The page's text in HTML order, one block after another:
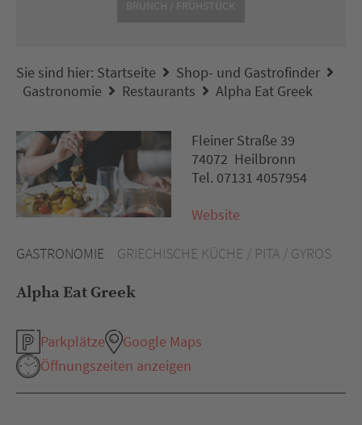
BRUNCH / FRÜHSTÜCK
Sie sind hier: Startseite
Shop- und Gastrofinder
Gastronomie
Restaurants Alpha Eat Greek
GASTRONOMIE GRIECHISCHE KÜCHE / PITA / GYROS
Alpha Eat Greek
Parkplätze
Google Maps
Öffnungszeiten anzeigen
Fleiner Straße 39
74072 Heilbronn
Tel. 07131 4057954
Website